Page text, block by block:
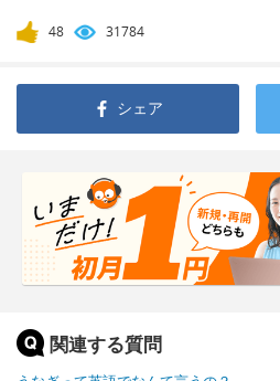
48 31784
シェア
関連する質問